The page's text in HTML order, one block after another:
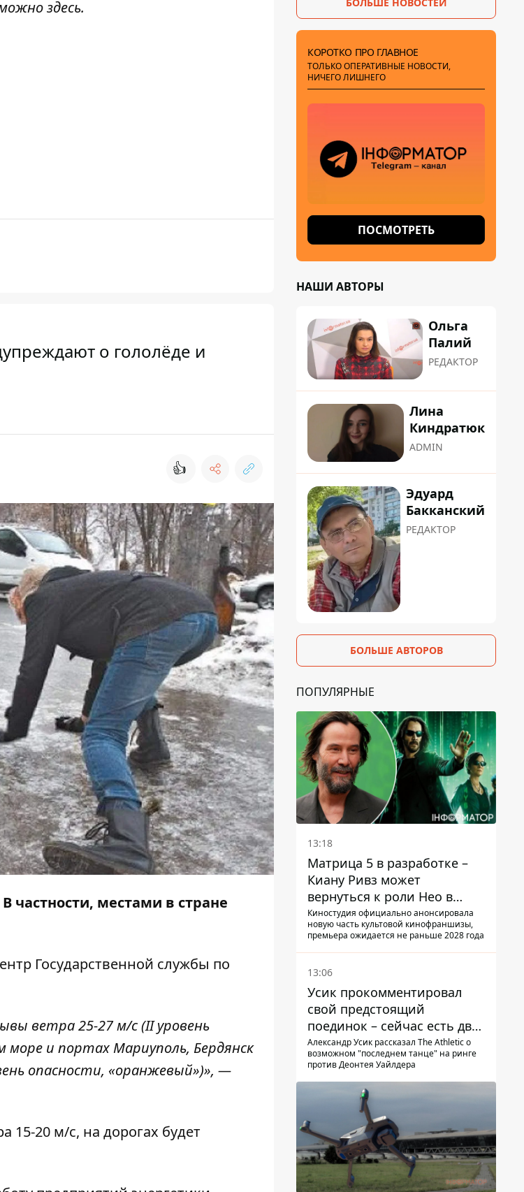
здесь.
о гололёде и
👍
частности, местами в стране
Государственной службы по
ветра 25-27 м/с (II уровень
море и портах Мариуполь, Бердянск
опасности, «оранжевый»)», —
15-20 м/с, на дорогах будет
КОРОТКО ПРО ГЛАВНОЕ
ТОЛЬКО ОПЕРАТИВНЫЕ НОВОСТИ,
НИЧЕГО ЛИШНЕГО
ПОСМОТРЕТЬ
НАШИ АВТОРЫ
Ольга
Палий
РЕДАКТОР
Лина
Киндратюк
ADMIN
Эдуард
Бакканский
РЕДАКТОР
БОЛЬШЕ АВТОРОВ
ПОПУЛЯРНЫЕ
13:18
Матрица 5 в разработке –
Киану Ривз может
вернуться к роли Нео в
пятой части
Киностудия официально анонсировала
новую часть культовой кинофраншизы,
премьера ожидается не раньше 2028 года
13:06
Усик прокомментировал
свой предстоящий
поединок – сейчас есть два
варианта
Александр Усик рассказал The Athletic о
возможном "последнем танце" на ринге
против Деонтея Уайлдера